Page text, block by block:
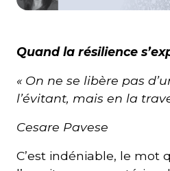
Quand la résilience
« On ne se libère pas
l’évitant, mais en la
Cesare Pavese
C’est indéniable, le mot